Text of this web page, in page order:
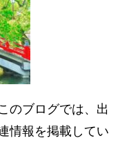
のブログでは、出
情報を掲載してい